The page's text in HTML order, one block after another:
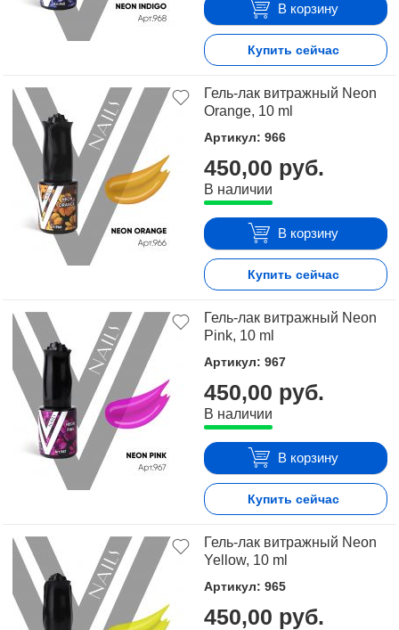
В корзину
Купить сейчас
Гель-лак витражный Neon
Orange, 10 ml
Артикул: 966
450,00 руб.
В наличии
В корзину
Купить сейчас
Гель-лак витражный Neon
Pink, 10 ml
Артикул: 967
450,00 руб.
В наличии
В корзину
Купить сейчас
Гель-лак витражный Neon
Yellow, 10 ml
Артикул: 965
450,00 руб.